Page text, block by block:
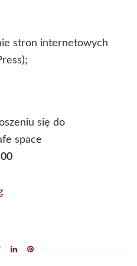
stron internetowych
się do
space